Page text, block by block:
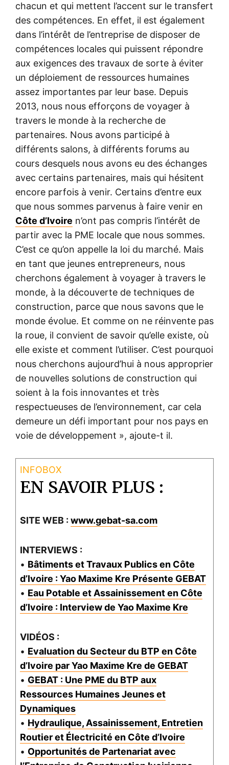
chacun et qui mettent l’accent sur le transfert
des compétences. En effet, il est également
dans l’intérêt de l’entreprise de disposer de
compétences locales qui puissent répondre
aux exigences des travaux de sorte à éviter
un déploiement de ressources humaines
assez importantes par leur base. Depuis
2013, nous nous efforçons de voyager à
travers le monde à la recherche de
partenaires. Nous avons participé à
différents salons, à différents forums au
cours desquels nous avons eu des échanges
avec certains partenaires, mais qui hésitent
encore parfois à venir. Certains d’entre eux
que nous sommes parvenus à faire venir en
Côte d’Ivoire n’ont pas compris l’intérêt de
partir avec la PME locale que nous sommes.
C’est ce qu’on appelle la loi du marché. Mais
en tant que jeunes entrepreneurs, nous
cherchons également à voyager à travers le
monde, à la découverte de techniques de
construction, parce que nous savons que le
monde évolue. Et comme on ne réinvente pas
la roue, il convient de savoir qu’elle existe, où
elle existe et comment l’utiliser. C’est pourquoi
nous cherchons aujourd’hui à nous approprier
de nouvelles solutions de construction qui
soient à la fois innovantes et très
respectueuses de l’environnement, car cela
demeure un défi important pour nos pays en
voie de développement », ajoute-t il.
EN SAVOIR PLUS :
SITE WEB : www.gebat-sa.com
INTERVIEWS :
• Bâtiments et Travaux Publics en Côte
d’Ivoire : Yao Maxime Kre Présente GEBAT
• Eau Potable et Assainissement en Côte
d’Ivoire : Interview de Yao Maxime Kre
VIDÉOS :
• Evaluation du Secteur du BTP en Côte
d’Ivoire par Yao Maxime Kre de GEBAT
• GEBAT : Une PME du BTP aux
Ressources Humaines Jeunes et
Dynamiques
• Hydraulique, Assainissement, Entretien
Routier et Électricité en Côte d’Ivoire
• Opportunités de Partenariat avec